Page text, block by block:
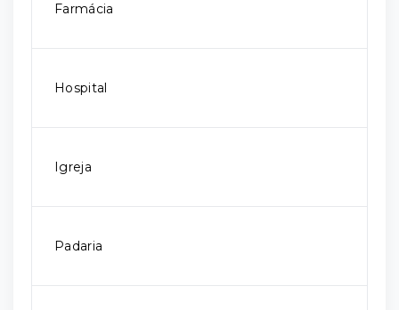
Farmácia
Hospital
Igreja
Padaria